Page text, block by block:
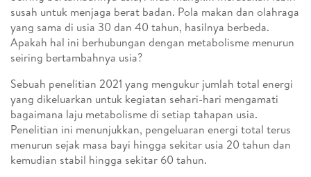
susah untuk menjaga berat badan. Pola makan dan olahraga
yang sama di usia 30 dan 40 tahun, hasilnya berbeda.
Apakah hal ini berhubungan dengan metabolisme menurun
seiring bertambahnya usia?
Sebuah penelitian 2021 yang mengukur jumlah total energi
yang dikeluarkan untuk kegiatan sehari-hari mengamati
bagaimana laju metabolisme di setiap tahapan usia.
Penelitian ini menunjukkan, pengeluaran energi total terus
menurun sejak masa bayi hingga sekitar usia 20 tahun dan
kemudian stabil hingga sekitar 60 tahun.